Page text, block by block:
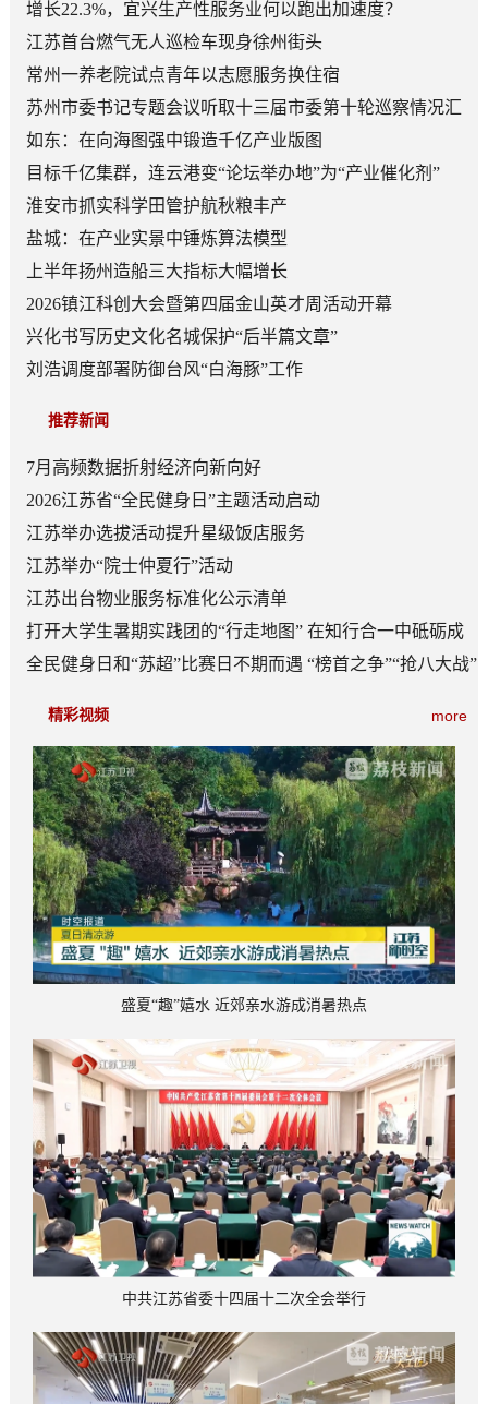
增长22.3%，宜兴生产性服务业何以跑出加速度？
江苏首台燃气无人巡检车现身徐州街头
常州一养老院试点青年以志愿服务换住宿
苏州市委书记专题会议听取十三届市委第十轮巡察情况汇
报
如东：在向海图强中锻造千亿产业版图
目标千亿集群，连云港变“论坛举办地”为“产业催化剂”
淮安市抓实科学田管护航秋粮丰产
盐城：在产业实景中锤炼算法模型
上半年扬州造船三大指标大幅增长
2026镇江科创大会暨第四届金山英才周活动开幕
兴化书写历史文化名城保护“后半篇文章”
刘浩调度部署防御台风“白海豚”工作
推荐新闻
7月高频数据折射经济向新向好
2026江苏省“全民健身日”主题活动启动
江苏举办选拔活动提升星级饭店服务
江苏举办“院士仲夏行”活动
江苏出台物业服务标准化公示清单
打开大学生暑期实践团的“行走地图” 在知行合一中砥砺成
长
全民健身日和“苏超”比赛日不期而遇 “榜首之争”“抢八大战”
more
精彩视频
盛夏“趣”嬉水 近郊亲水游成消暑热点
中共江苏省委十四届十二次全会举行